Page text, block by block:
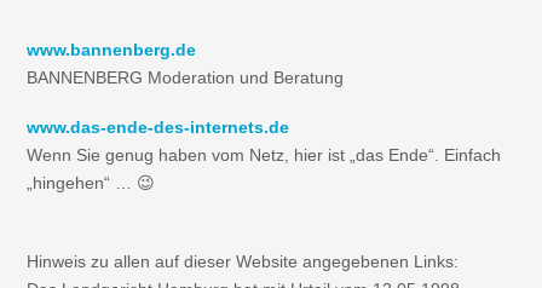
www.bannenberg.de
BANNENBERG Moderation und Beratung
www.das-ende-des-internets.de
Wenn Sie genug haben vom Netz, hier ist „das Ende“. Einfach
„hingehen“ … 😉
Hinweis zu allen auf dieser Website angegebenen Links: